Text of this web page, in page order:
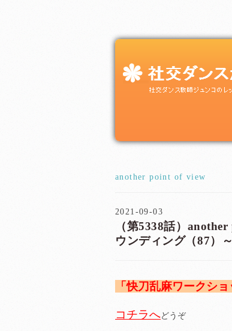
another point of view
2021-09-03
（第5338話）
ウンディング（87）
「快刀乱麻ワークショ
コチラへどうぞ